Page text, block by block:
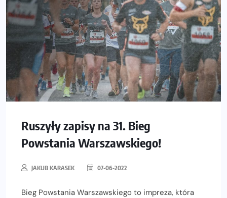
Ruszyły zapisy na 31. Bieg
Powstania Warszawskiego!
JAKUB KARASEK 07-06-2022
Bieg Powstania Warszawskiego to impreza, która